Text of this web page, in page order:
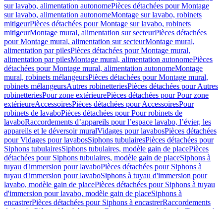
sur lavabo, alimentation autonomePièces détachées pour Montage
sur lavabo, alimentation autonomeMontage sur lavabo, robinets
mitigeurPièces détachées pour Montage sur lavabo, robinets
mitigeurMontage mural, alimentation sur secteurPièces détachées
pour Montage mural, alimentation sur secteurMontage mural,
alimentation par pilesPièces détachées pour Montage mural,
alimentation par pilesMontage mural, alimentation autonomePièces
détachées pour Montage mural, alimentation autonomeMontage
mural, robinets mélangeursPièces détachées pour Montage mural,
robinets mélangeursAutres robinetteriesPièces détachées pour Autres
robinetteriesPour zone extérieurePièces détachées pour Pour zone
extérieureAccessoiresPièces détachées pour AccessoiresPour
robinets de lavaboPièces détachées pour Pour robinets de
lavaboRaccordements d’appareils pour l’espace lavabo, l’évier, les
appareils et le déversoir muralVidages pour lavabosPièces détachées
pour Vidages pour lavabosSiphons tubulairesPièces détachées pour
Siphons tubulairesSiphons tubulaires, modèle gain de placePièces
détachées pour Siphons tubulaires, modèle gain de placeSiphons à
tuyau d'immersion pour lavaboPièces détachées pour Siphons à
tuyau d'immersion pour lavaboSiphons à tuyau d'immersion pour
lavabo, modèle gain de placePièces détachées pour Siphons à tuyau
d'immersion pour lavabo, modèle gain de placeSiphons à
encastrerPièces détachées pour Siphons à encastrerRaccordements